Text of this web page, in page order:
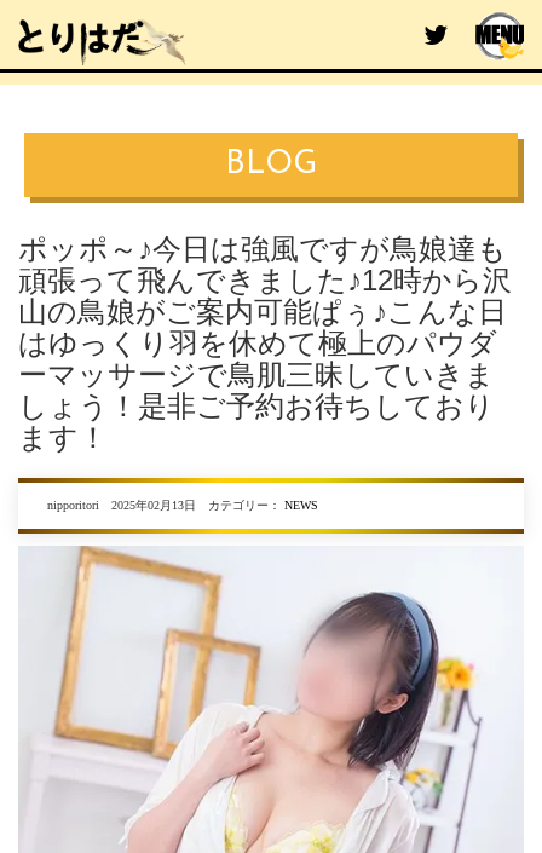
BLOG
ポッポ～♪今日は強風ですが鳥娘達も
頑張って飛んできました♪12時から沢
山の鳥娘がご案内可能ぱぅ♪こんな日
はゆっくり羽を休めて極上のパウダ
ーマッサージで鳥肌三昧していきま
しょう！是非ご予約お待ちしており
ます！
nipporitori 2025年02月13日 カテゴリー： NEWS